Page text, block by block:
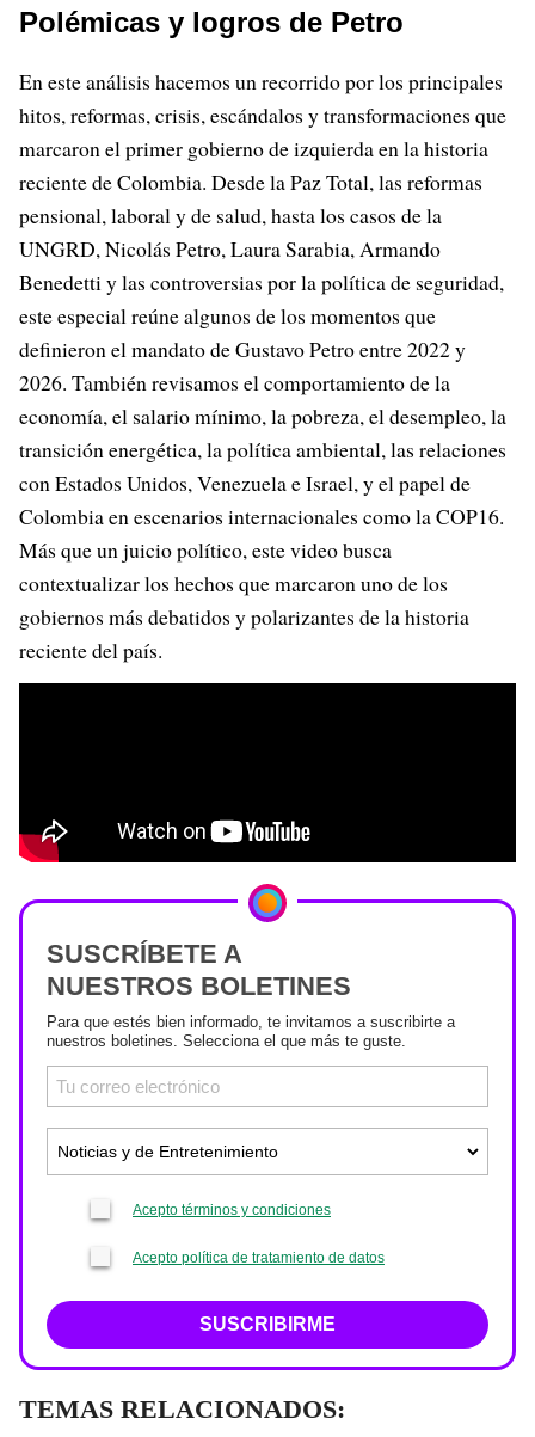
Polémicas y logros de Petro
En este análisis hacemos un recorrido por los principales
hitos, reformas, crisis, escándalos y transformaciones que
marcaron el primer gobierno de izquierda en la historia
reciente de Colombia. Desde la Paz Total, las reformas
pensional, laboral y de salud, hasta los casos de la
UNGRD, Nicolás Petro, Laura Sarabia, Armando
Benedetti y las controversias por la política de seguridad,
este especial reúne algunos de los momentos que
definieron el mandato de Gustavo Petro entre 2022 y
2026. También revisamos el comportamiento de la
economía, el salario mínimo, la pobreza, el desempleo, la
transición energética, la política ambiental, las relaciones
con Estados Unidos, Venezuela e Israel, y el papel de
Colombia en escenarios internacionales como la COP16.
Más que un juicio político, este video busca
contextualizar los hechos que marcaron uno de los
gobiernos más debatidos y polarizantes de la historia
reciente del país.
SUSCRÍBETE A
NUESTROS BOLETINES
Para que estés bien informado, te invitamos a suscribirte a
nuestros boletines. Selecciona el que más te guste.
Acepto términos y condiciones
Acepto política de tratamiento de datos
SUSCRIBIRME
TEMAS RELACIONADOS: